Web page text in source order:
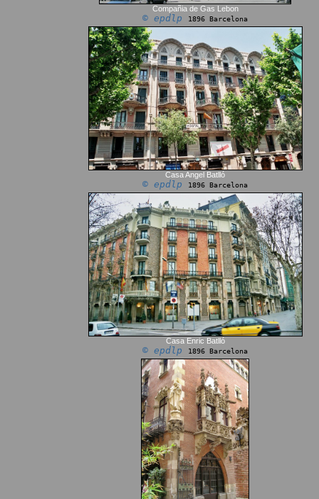
Compañia de Gas Lebon
© epdlp 1896 Barcelona
Casa Angel Batlló
© epdlp 1896 Barcelona
Casa Enric Batlló
© epdlp 1896 Barcelona